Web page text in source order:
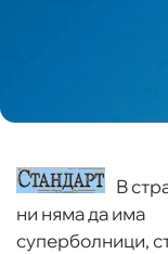
В
ни няма да има
суперболници,